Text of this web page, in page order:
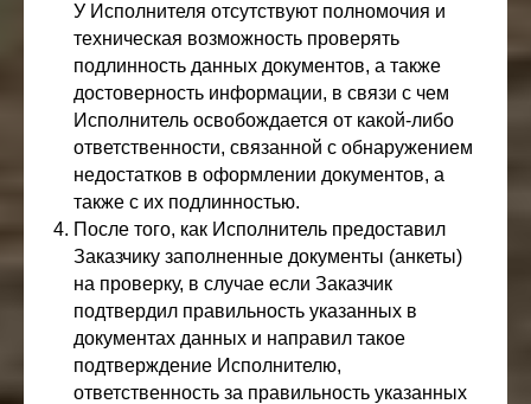
У Исполнителя отсутствуют полномочия и
техническая возможность проверять
подлинность данных документов, а также
достоверность информации, в связи с чем
Исполнитель освобождается от какой-либо
ответственности, связанной с обнаружением
недостатков в оформлении документов, а
также с их подлинностью.
После того, как Исполнитель предоставил
Заказчику заполненные документы (анкеты)
на проверку, в случае если Заказчик
подтвердил правильность указанных в
документах данных и направил такое
подтверждение Исполнителю,
ответственность за правильность указанных